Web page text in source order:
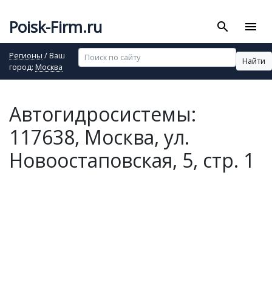
Poisk-Firm.ru search menu
Регионы / Ваш
город: Москва
Найти
Автогидросистемы:
117638, Москва, ул.
Новоостаповская, 5, стр. 1